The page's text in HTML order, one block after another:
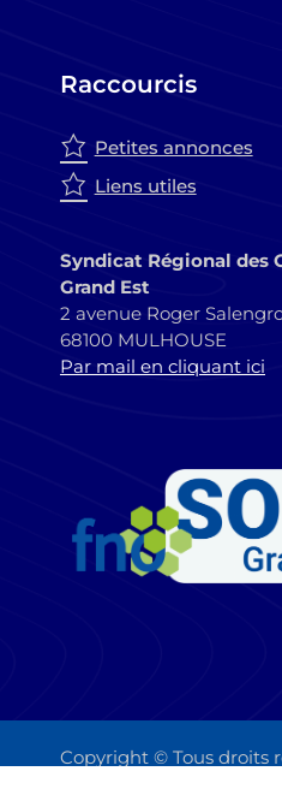
Raccourcis
Petites annonces
Liens utiles
Syndicat Régional des
Grand Est
2 avenue Roger
68100 MULHOUSE
Par mail en cliquant ici
Copyright © Tous droits